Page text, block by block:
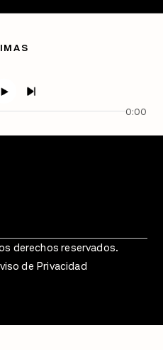
0:00
derechos reservados.
de Privacidad